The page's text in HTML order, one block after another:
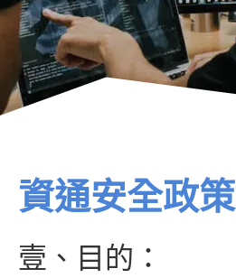
資通安全政策
壹、目的：